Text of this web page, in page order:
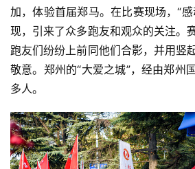
加，体验首届郑马。在比赛现场，“
现，引来了众多跑友和观众的关注。
跑友们纷纷上前同他们合影，并用竖
敬意。郑州的“大爱之城”，经由郑州
多人。